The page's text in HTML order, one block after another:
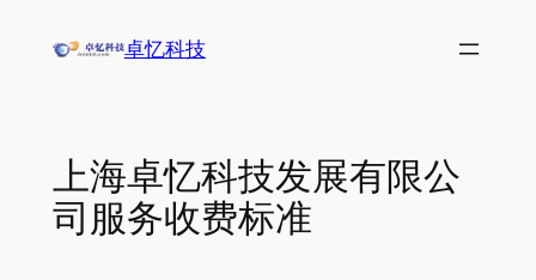
卓忆科技
上海卓忆科技发展有限公
司服务收费标准